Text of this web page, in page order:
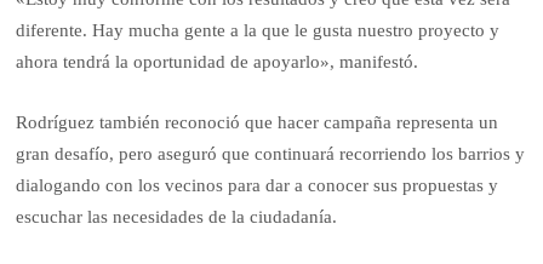
diferente. Hay mucha gente a la que le gusta nuestro proyecto y
ahora tendrá la oportunidad de apoyarlo», manifestó.
Rodríguez también reconoció que hacer campaña representa un
gran desafío, pero aseguró que continuará recorriendo los barrios y
dialogando con los vecinos para dar a conocer sus propuestas y
escuchar las necesidades de la ciudadanía.